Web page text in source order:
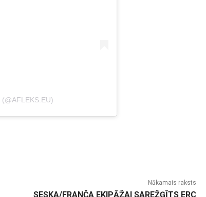
(@AFLEKS.EU)
Nākamais raksts
SESKA/FRANČA EKIPĀŽAI SAREŽĢĪTS ERC